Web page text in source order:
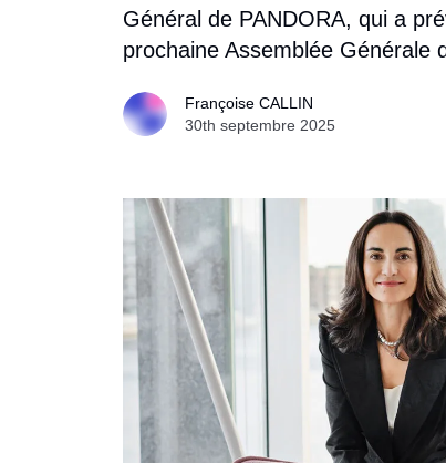
Général de PANDORA, qui a
prochaine Assemblée Générale
Françoise CALLIN
30th septembre 2025